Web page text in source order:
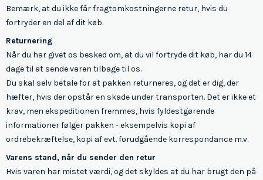
Bemærk, at du ikke får fragtomkostningerne retur, hvis du
fortryder en del af dit køb.
Returnering
Når du har givet os besked om, at du vil fortryde dit køb, har du 14
dage til at sende varen tilbage til os.
Du skal selv betale for at pakken returneres, og det er dig, der
hæfter, hvis der opstår en skade under transporten. Det er ikke et
krav, men ekspeditionen fremmes, hvis fyldestgørende
informationer følger pakken - eksempelvis kopi af
ordrebekræftelse, kopi af evt. forudgående korrespondance m.v.
Varens stand, når du sender den retur
Hvis varen har mistet værdi, og det skyldes at du har brugt den på